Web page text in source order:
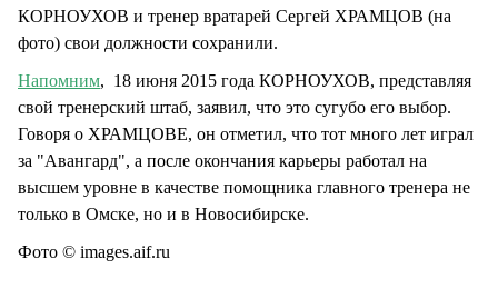
КОРНОУХОВ и тренер вратарей Сергей ХРАМЦОВ (на
фото) свои должности сохранили.
Напомним, 18 июня 2015 года КОРНОУХОВ, представляя
свой тренерский штаб, заявил, что это сугубо его выбор.
Говоря о ХРАМЦОВЕ, он отметил, что тот много лет играл
за "Авангард", а после окончания карьеры работал на
высшем уровне в качестве помощника главного тренера не
только в Омске, но и в Новосибирске.
Фото © images.aif.ru